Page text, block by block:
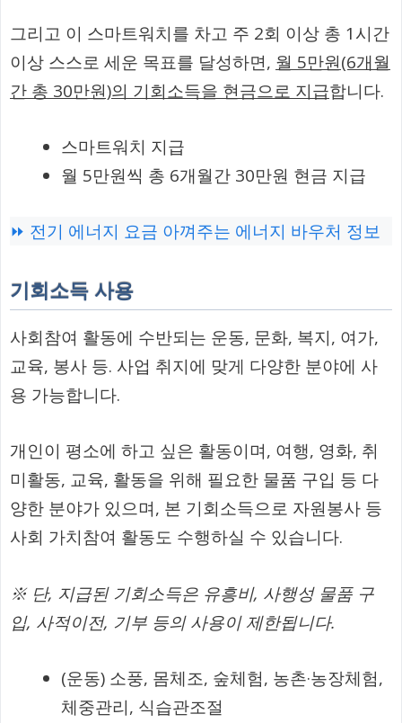
그리고 이 스마트워치를 차고 주 2회 이상 총 1시간
이상 스스로 세운 목표를 달성하면, 월 5만원(6개월
간 총 30만원)의 기회소득을 현금으로 지급합니다.
스마트워치 지급
월 5만원씩 총 6개월간 30만원 현금 지급
⏩ 전기 에너지 요금 아껴주는 에너지 바우처 정보
기회소득 사용
사회참여 활동에 수반되는 운동, 문화, 복지, 여가,
교육, 봉사 등. 사업 취지에 맞게 다양한 분야에 사
용 가능합니다.
개인이 평소에 하고 싶은 활동이며, 여행, 영화, 취
미활동, 교육, 활동을 위해 필요한 물품 구입 등 다
양한 분야가 있으며, 본 기회소득으로 자원봉사 등
사회 가치참여 활동도 수행하실 수 있습니다.
※ 단, 지급된 기회소득은 유흥비, 사행성 물품 구
입, 사적이전, 기부 등의 사용이 제한됩니다.
(운동) 소풍, 몸체조, 숲체험, 농촌·농장체험,
체중관리, 식습관조절